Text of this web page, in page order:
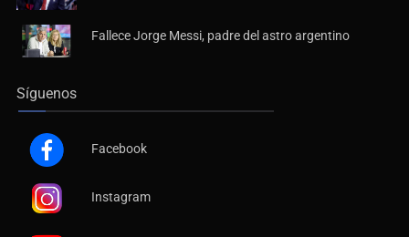
Fallece Jorge Messi, padre del astro argentino
Síguenos
Facebook
Instagram